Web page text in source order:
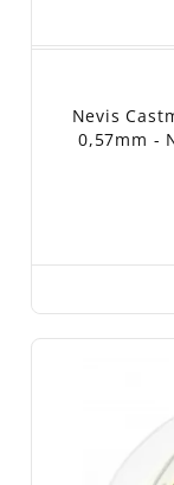
Nevis
0,57mm -